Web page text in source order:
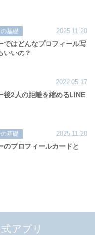
基礎 2025.11.20
ではどんなプロフィール写
いいの？
2022.05.17
後2人の距離を縮めるLINE
基礎 2025.11.20
のプロフィールカードと
アプリ